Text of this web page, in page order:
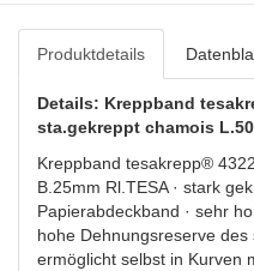
Produktdetails
Details: Kreppband
sta.gekreppt chamois
Kreppband tesakrepp®
B.25mm Rl.TESA · stark
Papierabdeckband · sehr
hohe Dehnungsreserve
ermöglicht selbst in Kurven